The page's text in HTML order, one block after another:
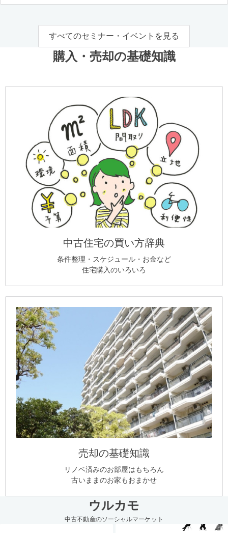
すべてのセミナー・イベントを見る
購入・売却の基礎知識
中古住宅の買い方辞典
条件整理・スケジュール・お金など
住宅購入のいろいろ
売却の基礎知識
リノベ済みのお部屋はもちろん
古いままのお家もおまかせ
ウルカモ
中古不動産のソーシャルマーケット